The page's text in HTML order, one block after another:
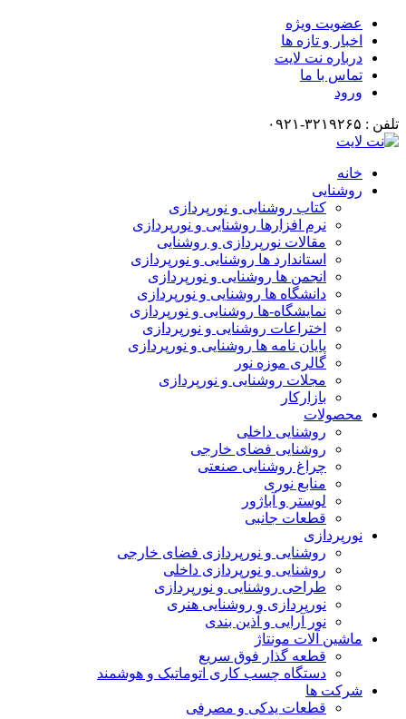
عضویت ویژه
اخبار و تازه ها
درباره نت لایت
تماس با ما
ورود
تلفن : ۳۲۱۹۲۶۵-۰۹۲۱
خانه
روشنایی
کتاب روشنایی و نورپردازی
نرم افزارها روشنایی و نورپردازی
مقالات نورپردازی و روشنایی
استاندارد ها روشنایی و نورپردازی
انجمن ها روشنایی و نورپردازی
دانشگاه ها روشنایی و نورپردازی
نمایشگاه-ها روشنایی و نورپردازی
اختراعات روشنایی و نورپردازی
پایان نامه ها روشنایی و نورپردازی
گالری موزه نور
مجلات روشنایی و نورپردازی
بازارکار
محصولات
روشنایی داخلی
روشنایی فضای خارجی
چراغ روشنایی صنعتی
منابع نوری
لوستر و آباژور
قطعات جانبی
نورپردازی
روشنایی و نورپردازی فضای خارجی
روشنایی و نورپردازی داخلی
طراحی روشنایی و نورپردازی
نورپردازی و روشنایی هنری
نور آرایی و آذین بندی
ماشین آلات مونتاژ
قطعه گذار فوق سریع
دستگاه چسب کاری اتوماتیک و هوشمند
شرکت ها
قطعات یدکی و مصرفی